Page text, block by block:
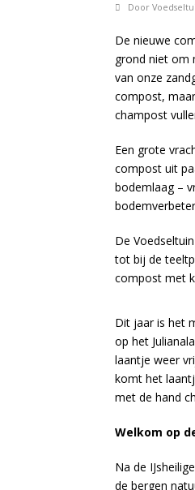
Door
De nieuwe
grond niet om
van onze
compost,
champost
Een grote
compost uit
bodemlaag –
De
tot bij de
compost met
Dit jaar is het
op het
laantje weer
komt het
met de hand
Welkom op
Na de
de bergen